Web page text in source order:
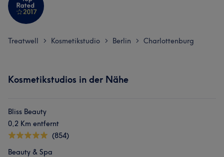
Treatwell > Kosmetikstudio > Berlin > Charlottenburg
Kosmetikstudios in der Nähe
Bliss Beauty
0,2 Km entfernt
(854)
Beauty & Spa